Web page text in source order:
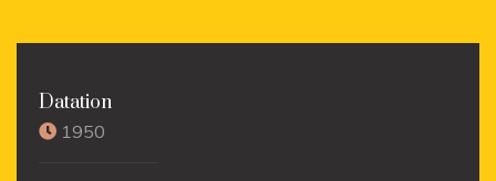
Datation
1950